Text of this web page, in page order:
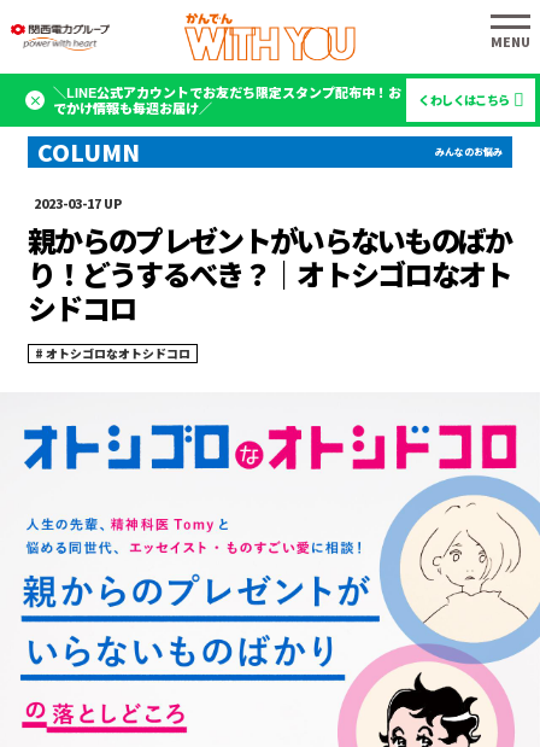
＼LINE公式アカウントでお友だち限定スタンプ配布中！お
でかけ情報も毎週お届け／
くわしくはこちら
親からのプレゼントがいらないものばか
り！どうするべき？｜オトシゴロなオト
シドコロ
2023-03-17
オトシゴロなオトシドコロ